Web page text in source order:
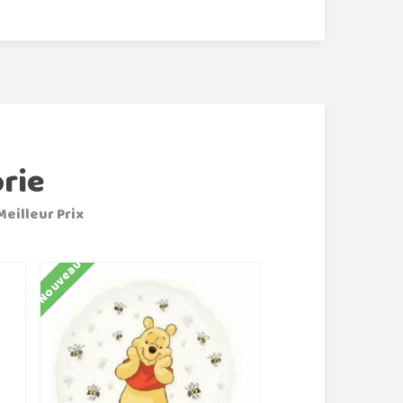
Prix
Nouveau